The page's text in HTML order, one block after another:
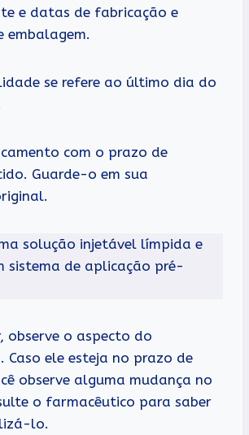
e datas de fabricação e
embalagem.
se refere ao último dia do
com o prazo de
Guarde-o em sua
solução injetável límpida e
sistema de aplicação pré-
observe o aspecto do
Caso ele esteja no prazo de
observe alguma mudança no
o farmacêutico para saber
lo.